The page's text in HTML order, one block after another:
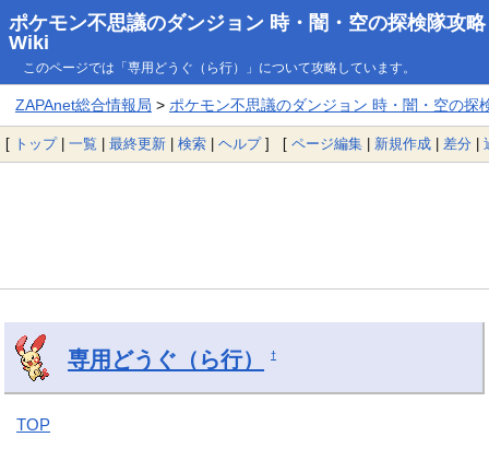
ポケモン不思議のダンジョン 時・闇・空の探検隊攻略
Wiki
このページでは「専用どうぐ（ら行）」について攻略しています。
ZAPAnet総合情報局 > ポケモン不思議のダンジョン 時・闇・空の探
[ トップ| 一覧 | 最終更新 | 検索 | ヘルプ] [ ページ編集 | 新規作成 | 差分 |
専用どうぐ（ら行） †
TOP